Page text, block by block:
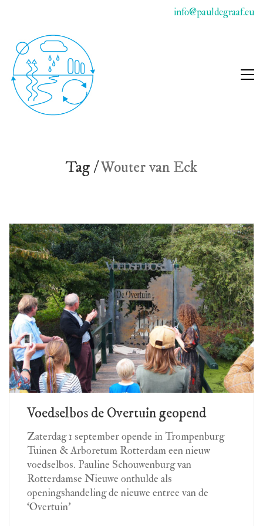
info@pauldegraaf.eu
Tag /Wouter van Eck
Voedselbos de Overtuin geopend
Zaterdag 1 september opende in Trompenburg
Tuinen & Arboretum Rotterdam een nieuw
voedselbos. Pauline Schouwenburg van
Rotterdamse Nieuwe onthulde als
openingshandeling de nieuwe entree van de
‘Overtuin’